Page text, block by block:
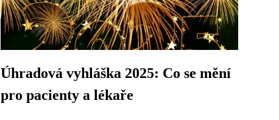
Úhradová vyhláška 2025: Co se mění
pro pacienty a lékaře